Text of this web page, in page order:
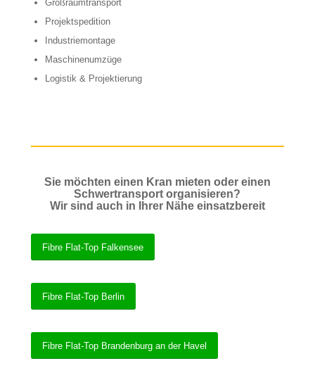
Großraumtransport
Projektspedition
Industriemontage
Maschinenumzüge
Logistik & Projektierung
Sie möchten einen Kran mieten oder einen
Schwertransport organisieren?
Wir sind auch in Ihrer Nähe einsatzbereit
Fibre Flat-Top Falkensee
Fibre Flat-Top Berlin
Fibre Flat-Top Brandenburg an der Havel